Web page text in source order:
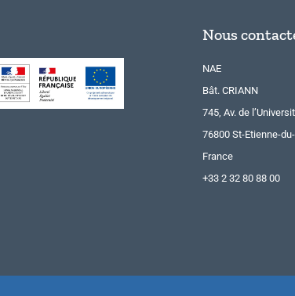
Nous
NAE
Bât. CRIANN
745, Av. de
76800 St-Etienne-
France
+33 2 32 80 88 00